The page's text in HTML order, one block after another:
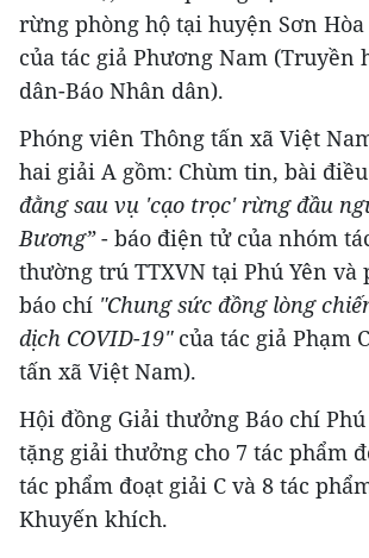
rừng phòng hộ tại huyện Sơn
của tác giả Phương Nam (Truyền
dân-Báo Nhân dân).
Phóng viên Thông tấn xã Việt
hai giải A gồm: Chùm tin, bài
đằng sau vụ 'cạo trọc' rừng đầu
Bương”- báo điện tử của nhóm
thường trú TTXVN tại Phú Yên và
báo chí "Chung sức đồng lòng
dịch COVID-19"của tác giả Phạm
tấn xã Việt Nam).
Hội đồng Giải thưởng Báo chí
tặng giải thưởng cho 7 tác phẩm
tác phẩm đoạt giải C và 8 tác
Khuyến khích.